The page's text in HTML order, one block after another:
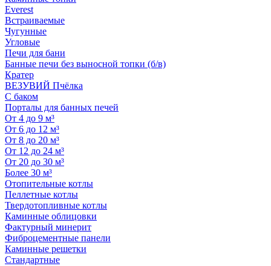
Everest
Встраиваемые
Чугунные
Угловые
Печи для бани
Банные печи без выносной топки (б/в)
Кратер
ВЕЗУВИЙ Пчёлка
С баком
Порталы для банных печей
От 4 до 9 м³
От 6 до 12 м³
От 8 до 20 м³
От 12 до 24 м³
От 20 до 30 м³
Более 30 м³
Отопительные котлы
Пеллетные котлы
Твердотопливные котлы
Каминные облицовки
Фактурный минерит
Фиброцементные панели
Каминные решетки
Стандартные